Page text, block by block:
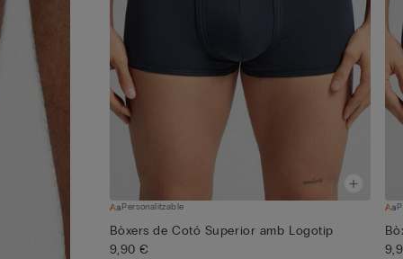
Personalitzable
Bòxers de Cotó Superior amb Logotip
9,90 €